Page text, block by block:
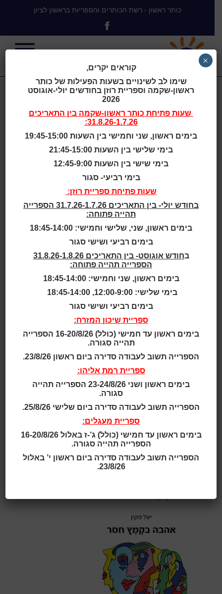
כותר ראשון - רשת הכותרים והספריות בראשון לציון
פקין, יעל
פקין יעל
תאריך לידה:26.6.1953
ספרות יפה
אומנית רב-תחומית (משוררת, ציירת, צלמת) ומטפלת
משפחתית וזוגית מוסמכת ומדריכת הורים. מנהלת פורום
יוצרות במשרד לקידום מעמד האישה בראשון לציון.
אהבה בקמץ חסר. הוצאה עצמית, 2020, בדפוס
פרסים:
קוראים יקרים,
שימו לב לשינויים בשעות הפעילות של כותר
ראשון-שקמה וספריית רוזן בחודשים יולי-אוגוסט
2026
שעות פתיחת כותר ראשון-שקמה בין התאריכים
31.8.26-1.7.26:
בימים ראשון, שני וחמישי בין השעות 19:45-15:00
בימי שלישי בין השעות 21:45-15:00
בימי שישי בין השעות 12:45-9:00
בימי רביעי- סגור
שעות פתיחת ספריית רוזן:
בחודש יולי- בין התאריכים 31.7.26-1.7.26 הספרייה
תהייה פתוחה:
בימים ראשון, שני, שלישי וחמישי: 18:45-14:00
בימים רביעי ושישי סגור
ב
חודש אוגוסט- בין התאריכים 31.8.26-1.8.26
הספרייה תהייה פתוחה:
בימים ראשון, שני וחמישי: 18:45-14:00
בימי שלישי: 12:00-9:00, 18:45-14:00
בימים רביעי ושישי סגור
ספריית שיכון המזרח:
בימים ראשון עד חמישי (כולל) 16-20/8/26 הספרייה
תהייה סגורה.
הספרייה תשוב לעבודה סדירה ביום ראשון 23/8/26.
ספריית רמת אליהו:
בימים ראשון ושני 23-24/8/26 הספרייה תהייה
סגורה.
הספרייה תשוב לעבודה סדירה ביום שלישי 25/8/26.
ספריית מעגלים:
בימים ראשון עד חמישי (כולל) ג’-ז באלול 16-20/8/26
הספרייה תהייה סגורה.
הספרייה תשוב לעבודה סדירה ביום ראשון י’ באלול
23/8/26.
×